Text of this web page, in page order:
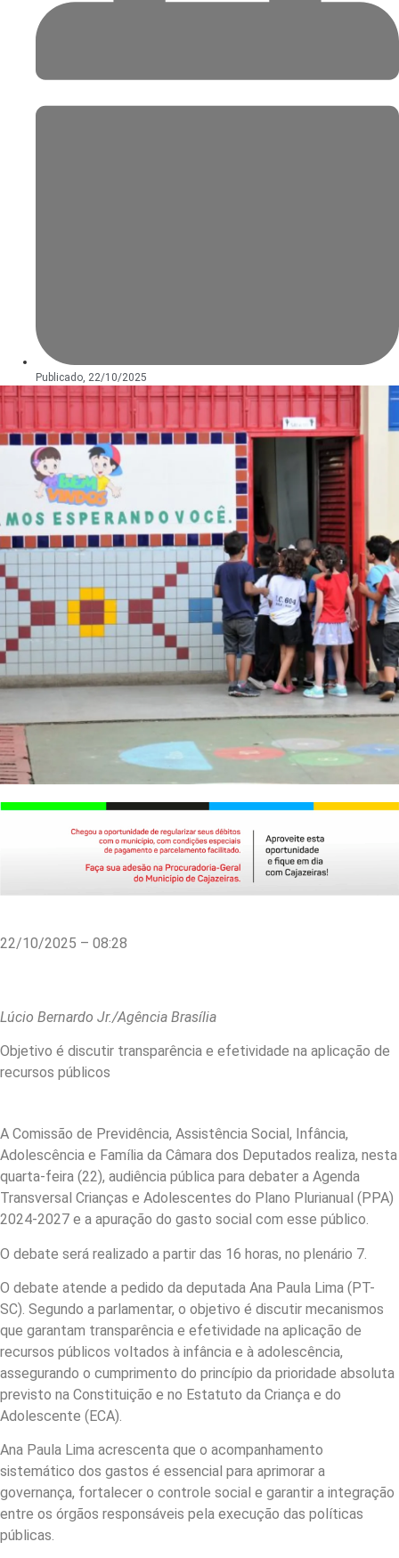
Publicado, 22/10/2025
22/10/2025 – 08:28
Lúcio Bernardo Jr./Agência Brasília
Objetivo é discutir transparência e efetividade na aplicação de
recursos públicos
A Comissão de Previdência, Assistência Social, Infância,
Adolescência e Família da Câmara dos Deputados realiza, nesta
quarta-feira (22), audiência pública para debater a Agenda
Transversal Crianças e Adolescentes do Plano Plurianual (PPA)
2024-2027 e a apuração do gasto social com esse público.
O debate será realizado a partir das 16 horas, no plenário 7.
O debate atende a pedido da deputada Ana Paula Lima (PT-
SC). Segundo a parlamentar, o objetivo é discutir mecanismos
que garantam transparência e efetividade na aplicação de
recursos públicos voltados à infância e à adolescência,
assegurando o cumprimento do princípio da prioridade absoluta
previsto na Constituição e no Estatuto da Criança e do
Adolescente (ECA).
Ana Paula Lima acrescenta que o acompanhamento
sistemático dos gastos é essencial para aprimorar a
governança, fortalecer o controle social e garantir a integração
entre os órgãos responsáveis pela execução das políticas
públicas.